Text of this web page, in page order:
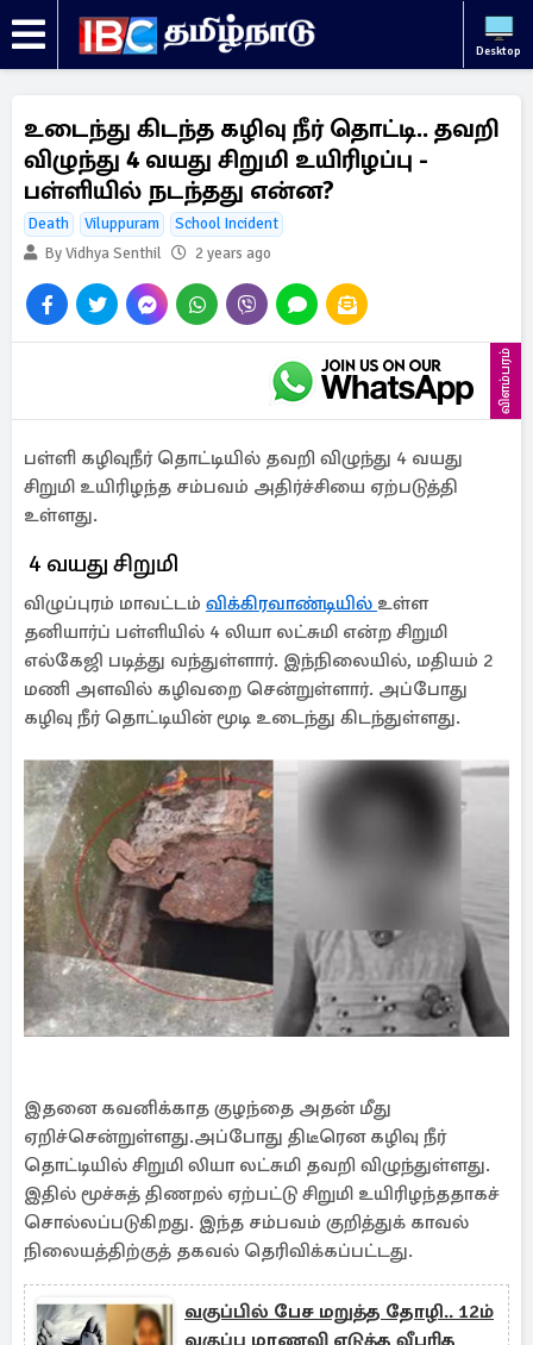
Desktop
உடைந்து கிடந்த கழிவு நீர் தொட்டி.. தவறி
விழுந்து 4 வயது சிறுமி உயிரிழப்பு -
பள்ளியில் நடந்தது என்ன?
Death Viluppuram
School Incident
By Vidhya Senthil
2 years ago
விளம்பரம்
பள்ளி கழிவுநீர் தொட்டியில் தவறி விழுந்து 4 வயது
சிறுமி உயிரிழந்த சம்பவம் அதிர்ச்சியை ஏற்படுத்தி
உள்ளது.
4 வயது சிறுமி
விழுப்புரம் மாவட்டம் விக்கிரவாண்டியில் உள்ள
தனியார்ப் பள்ளியில் 4 லியா லட்சுமி என்ற சிறுமி
எல்கேஜி படித்து வந்துள்ளார். இந்நிலையில், மதியம் 2
மணி அளவில் கழிவறை சென்றுள்ளார். அப்போது
கழிவு நீர் தொட்டியின் மூடி உடைந்து கிடந்துள்ளது.
இதனை கவனிக்காத குழந்தை அதன் மீது
ஏறிச்சென்றுள்ளது.அப்போது திடீரென கழிவு நீர்
தொட்டியில் சிறுமி லியா லட்சுமி தவறி விழுந்துள்ளது.
இதில் மூச்சுத் திணறல் ஏற்பட்டு சிறுமி உயிரிழந்ததாகச்
சொல்லப்படுகிறது. இந்த சம்பவம் குறித்துக் காவல்
நிலையத்திற்குத் தகவல் தெரிவிக்கப்பட்டது.
வகுப்பில் பேச மறுத்த தோழி.. 12ம்
வகுப்பு மாணவி எடுத்த வீபரித